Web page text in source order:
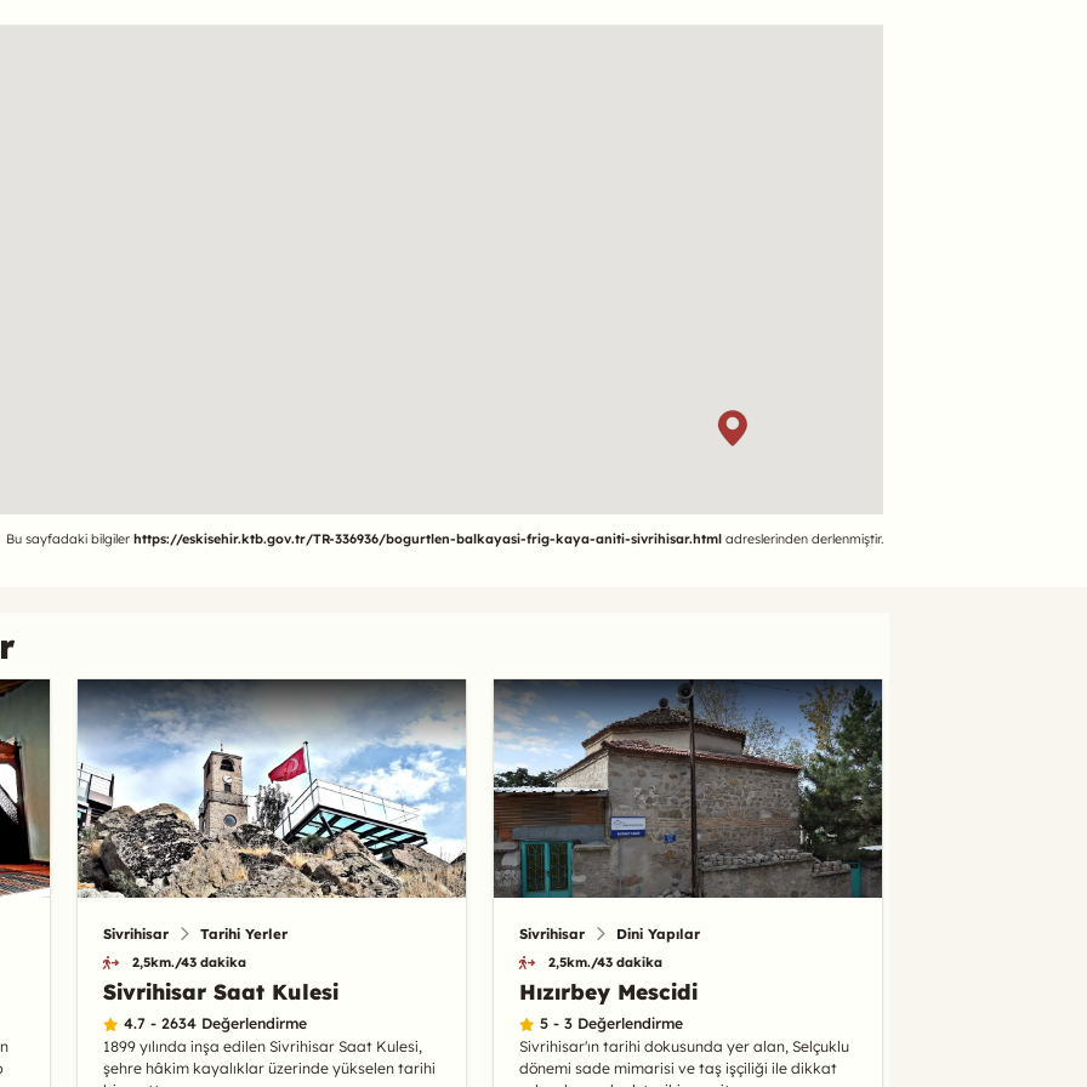
Bu sayfadaki bilgiler https://eskisehir.ktb.gov.tr/TR-336936/bogurtlen-balkayasi-frig-kaya-aniti-sivrihisar.html adreslerinden derlenmiştir.
Sivrihisar Tarihi Yerler
2,5km./43 dakika
Sivrihisar Saat Kulesi
4.7 - 2634 Değerlendirme
1899 yılında inşa edilen Sivrihisar Saat Kulesi,
şehre hâkim kayalıklar üzerinde yükselen tarihi
Sivrihisar Dini Yapılar
2,5km./43 dakika
Hızırbey Mescidi
5 - 3 Değerlendirme
Sivrihisar'ın tarihi dokusunda yer alan, Selçuklu
dönemi sade mimarisi ve taş işçiliği ile dikkat